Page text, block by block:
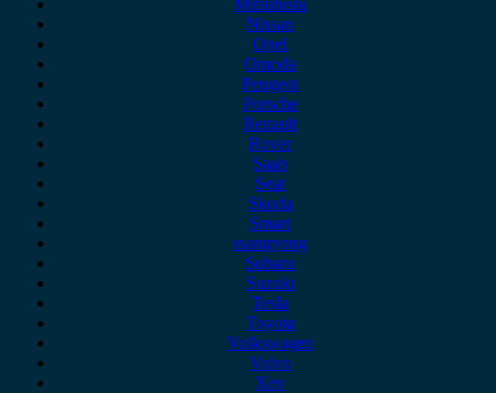
Mitsubishi
Nissan
Opel
Omoda
Peugeot
Porsche
Renault
Rover
Saab
Seat
Skoda
Smart
ssangyong
Subaru
Suzuki
Tesla
Toyota
Volkswagen
Volvo
Xev